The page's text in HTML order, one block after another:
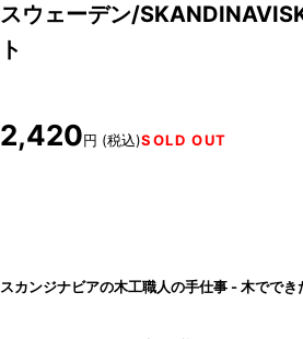
スウェーデン/
ト
2,420円 (税込)SOLD OUT
スカンジナビアの木工職人の手仕事 - 木ででき